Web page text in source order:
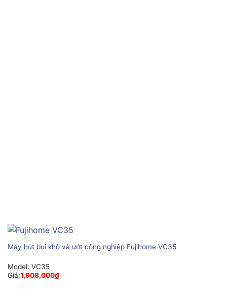
Máy hút bụi khô và ướt công nghiệp Fujihome VC35
Model: VC35
Giá:1,908,000₫